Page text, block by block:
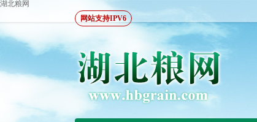
湖北粮网
网站支持IPV6